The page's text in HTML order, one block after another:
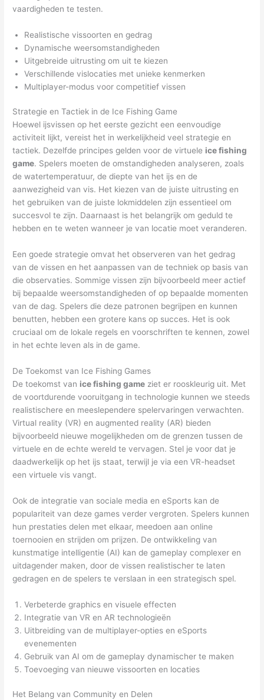
vaardigheden te testen.
Realistische vissoorten en gedrag
Dynamische weersomstandigheden
Uitgebreide uitrusting om uit te kiezen
Verschillende vislocaties met unieke kenmerken
Multiplayer-modus voor competitief vissen
Strategie en Tactiek in de Ice Fishing Game
Hoewel ijsvissen op het eerste gezicht een eenvoudige
activiteit lijkt, vereist het in werkelijkheid veel strategie en
tactiek. Dezelfde principes gelden voor de virtuele ice fishing
game. Spelers moeten de omstandigheden analyseren, zoals
de watertemperatuur, de diepte van het ijs en de
aanwezigheid van vis. Het kiezen van de juiste uitrusting en
het gebruiken van de juiste lokmiddelen zijn essentieel om
succesvol te zijn. Daarnaast is het belangrijk om geduld te
hebben en te weten wanneer je van locatie moet veranderen.
Een goede strategie omvat het observeren van het gedrag
van de vissen en het aanpassen van de techniek op basis van
die observaties. Sommige vissen zijn bijvoorbeeld meer actief
bij bepaalde weersomstandigheden of op bepaalde momenten
van de dag. Spelers die deze patronen begrijpen en kunnen
benutten, hebben een grotere kans op succes. Het is ook
cruciaal om de lokale regels en voorschriften te kennen, zowel
in het echte leven als in de game.
De Toekomst van Ice Fishing Games
De toekomst van ice fishing game ziet er rooskleurig uit. Met
de voortdurende vooruitgang in technologie kunnen we steeds
realistischere en meeslependere spelervaringen verwachten.
Virtual reality (VR) en augmented reality (AR) bieden
bijvoorbeeld nieuwe mogelijkheden om de grenzen tussen de
virtuele en de echte wereld te vervagen. Stel je voor dat je
daadwerkelijk op het ijs staat, terwijl je via een VR-headset
een virtuele vis vangt.
Ook de integratie van sociale media en eSports kan de
populariteit van deze games verder vergroten. Spelers kunnen
hun prestaties delen met elkaar, meedoen aan online
toernooien en strijden om prijzen. De ontwikkeling van
kunstmatige intelligentie (AI) kan de gameplay complexer en
uitdagender maken, door de vissen realistischer te laten
gedragen en de spelers te verslaan in een strategisch spel.
Verbeterde graphics en visuele effecten
Integratie van VR en AR technologieën
Uitbreiding van de multiplayer-opties en eSports
evenementen
Gebruik van AI om de gameplay dynamischer te maken
Toevoeging van nieuwe vissoorten en locaties
Het Belang van Community en Delen